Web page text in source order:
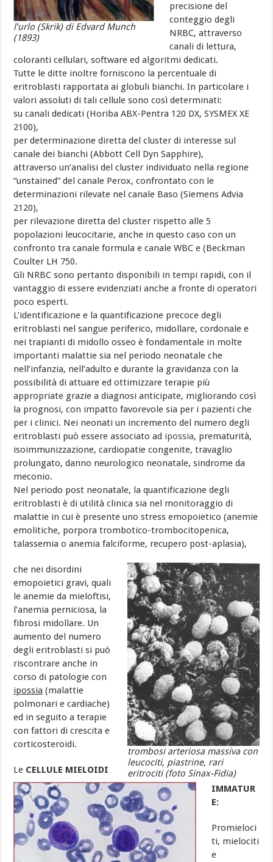
l’urlo (Skrik) di Edvard Munch
(1893)
precisione del
conteggio degli
NRBC, attraverso
canali di lettura,
coloranti cellulari, software ed algoritmi dedicati.
Tutte le ditte inoltre forniscono la percentuale di
eritroblasti rapportata ai globuli bianchi. In particolare i
valori assoluti di tali cellule sono così determinati:
su canali dedicati (Horiba ABX-Pentra 120 DX, SYSMEX XE
2100),
per determinazione diretta del cluster di interesse sul
canale dei bianchi (Abbott Cell Dyn Sapphire),
attraverso un’analisi del cluster individuato nella regione
“unstained” del canale Perox, confrontato con le
determinazioni rilevate nel canale Baso (Siemens Advia
2120),
per rilevazione diretta del cluster rispetto alle 5
popolazioni leucocitarie, anche in questo caso con un
confronto tra canale formula e canale WBC e (Beckman
Coulter LH 750.
Gli NRBC sono pertanto disponibili in tempi rapidi, con il
vantaggio di essere evidenziati anche a fronte di operatori
poco esperti.
L’identificazione e la quantificazione precoce degli
eritroblasti nel sangue periferico, midollare, cordonale e
nei trapianti di midollo osseo è fondamentale in molte
importanti malattie sia nel periodo neonatale che
nell’infanzia, nell’adulto e durante la gravidanza con la
possibilità di attuare ed ottimizzare terapie più
appropriate grazie a diagnosi anticipate, migliorando così
la prognosi, con impatto favorevole sia per i pazienti che
per i clinici. Nei neonati un incremento del numero degli
eritroblasti può essere associato ad ipossia, prematurità,
isoimmunizzazione, cardiopatie congenite, travaglio
prolungato, danno neurologico neonatale, sindrome da
meconio.
Nel periodo post neonatale, la quantificazione degli
eritroblasti è di utilità clinica sia nel monitoraggio di
malattie in cui è presente uno stress emopoietico (anemie
emolitiche, porpora trombotico-trombocitopenica,
talassemia o anemia falciforme, recupero post-aplasia),
trombosi arteriosa massiva con
leucociti, piastrine, rari
eritrociti (foto Sinax-Fidia)
che nei disordini
emopoietici gravi, quali
le anemie da mieloftisi,
l’anemia perniciosa, la
fibrosi midollare. Un
aumento del numero
degli eritroblasti si può
riscontrare anche in
corso di patologie con
ipossia (malattie
polmonari e cardiache)
ed in seguito a terapie
con fattori di crescita e
corticosteroidi.
Le CELLULE MIELOIDI
IMMATUR
E:
Promieloci
ti, mielociti
e